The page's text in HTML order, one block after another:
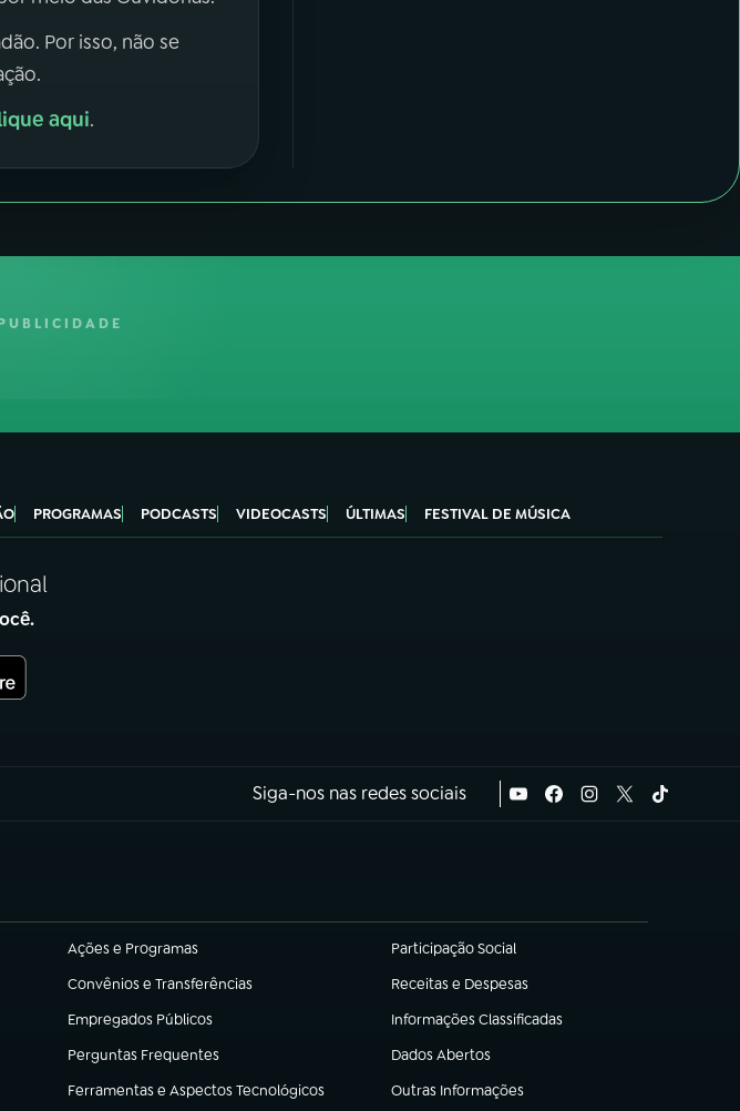
Por isso, não se
aqui.
PROGRAMAS PODCASTS VIDEOCASTS ÚLTIMAS FESTIVAL DE MÚSICA
Siga-nos nas redes sociais
Ações e Programas
(abre em nova aba) Participação Social
(abre em nova aba)
Convênios e Transferências
(abre em nova aba) Receitas e Despesas
(abre em nova aba)
Empregados Públicos
(abre em nova aba) Informações Classificadas
(abre em nova aba)
Perguntas Frequentes
(abre em nova aba) Dados Abertos
(abre em nova aba)
Ferramentas e Aspectos Tecnológicos
(abre em nova aba) Outras Informações
(abre em nova aba)